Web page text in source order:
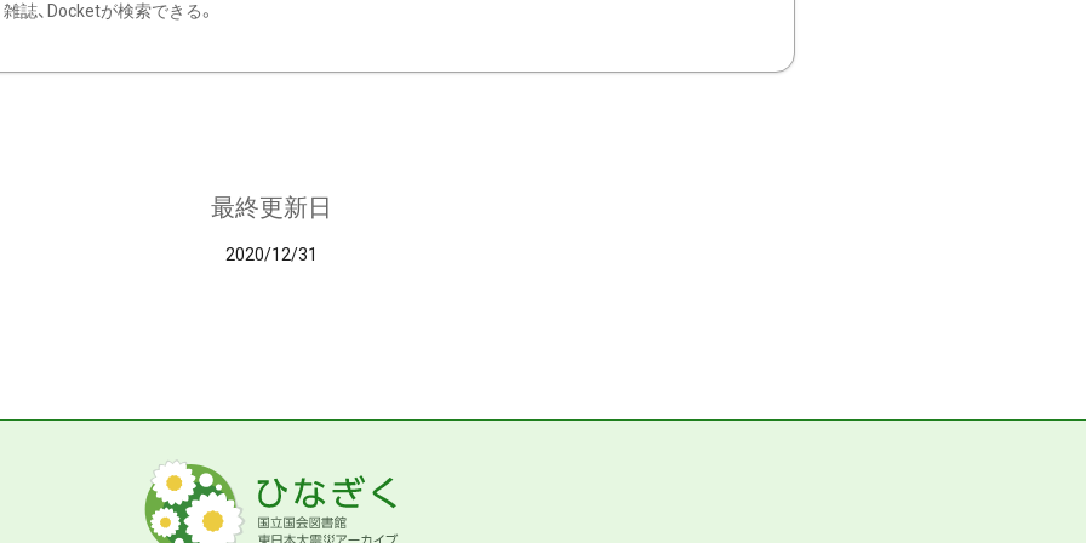
雑誌、Docketが検索できる。
最終更新日
2020/12/31